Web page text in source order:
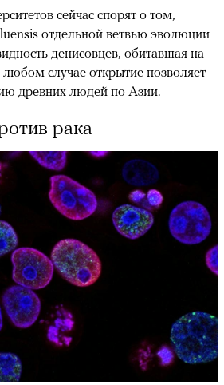
сейчас спорят о том,
отдельной ветвью эволюции
денисовцев, обитавшая на
случае открытие позволяет
древних людей по Азии.
рака